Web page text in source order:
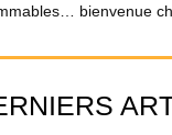
bienvenue